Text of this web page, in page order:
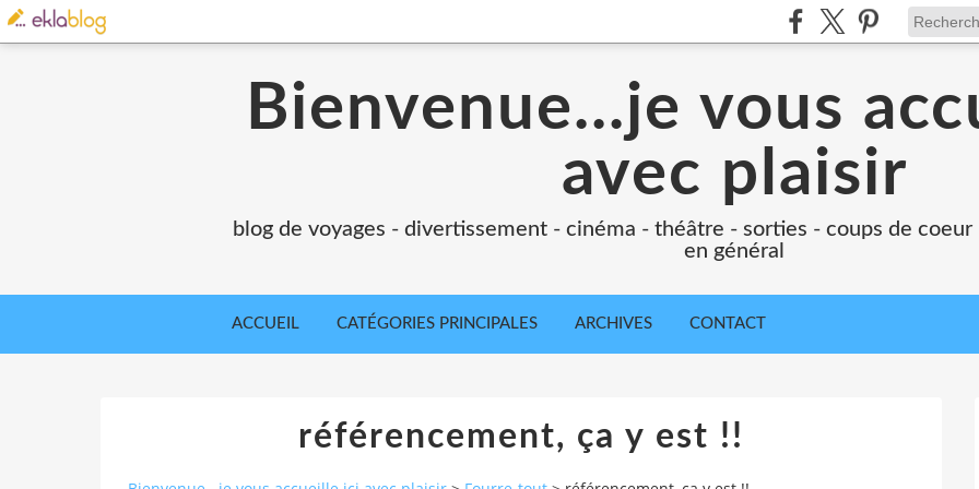
Bienvenue...je vous
avec plaisir
blog de voyages - divertissement - cinéma - théâtre - sorties - coups de
en général
ACCUEIL CATÉGORIES PRINCIPALES ARCHIVES CONTACT
référencement, ça y est !!